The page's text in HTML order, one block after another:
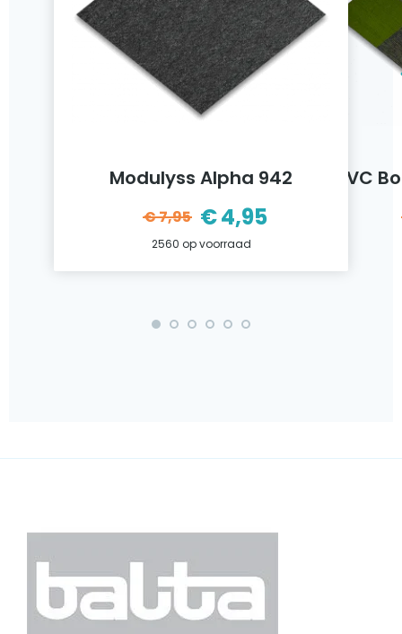
Modulyss Alpha 942
€7,95
Oorspronkelijke
prijs
€7,95.
€4,95
Huidige
prijs
€4,95.
2560 op voorraad
VC